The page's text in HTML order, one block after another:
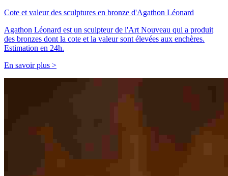
Cote et valeur des sculptures en bronze d'Agathon Léonard
Agathon Léonard est un sculpteur de l'Art Nouveau qui a produit
des bronzes dont la cote et la valeur sont élevées aux enchères.
Estimation en 24h.
En savoir plus >